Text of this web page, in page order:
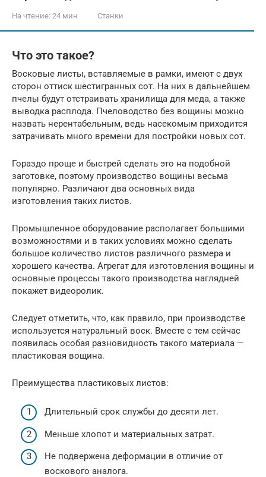
На чтение: 24 мин Станки
Что это такое?
Восковые листы, вставляемые в рамки, имеют с двух
сторон оттиск шестигранных сот. На них в дальнейшем
пчелы будут отстраивать хранилища для меда, а также
выводка расплода. Пчеловодство без вощины можно
назвать нерентабельным, ведь насекомым приходится
затрачивать много времени для постройки новых сот.
Гораздо проще и быстрей сделать это на подобной
заготовке, поэтому производство вощины весьма
популярно. Различают два основных вида
изготовления таких листов.
Промышленное оборудование располагает большими
возможностями и в таких условиях можно сделать
большое количество листов различного размера и
хорошего качества. Агрегат для изготовления вощины и
основные процессы такого производства наглядней
покажет видеоролик.
Следует отметить, что, как правило, при производстве
используется натуральный воск. Вместе с тем сейчас
появилась особая разновидность такого материала —
пластиковая вощина.
Преимущества пластиковых листов:
Длительный срок службы до десяти лет.
Меньше хлопот и материальных затрат.
Не подвержена деформации в отличие от
воскового аналога.